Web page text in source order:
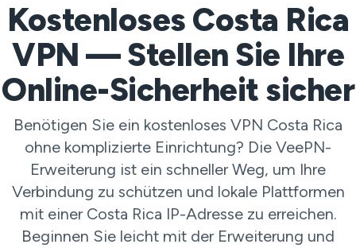
Kostenloses Costa Rica
VPN — Stellen Sie Ihre
Online-Sicherheit sicher
Benötigen Sie ein kostenloses VPN Costa Rica
ohne komplizierte Einrichtung? Die VeePN-
Erweiterung ist ein schneller Weg, um Ihre
Verbindung zu schützen und lokale Plattformen
mit einer Costa Rica IP-Adresse zu erreichen.
Beginnen Sie leicht mit der Erweiterung und